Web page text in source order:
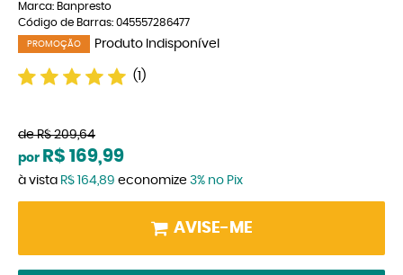
Marca: Banpresto
Código de Barras: 045557286477
PROMOÇÃO Produto Indisponível
(1)
de R$ 209,64
por R$ 169,99
à vista R$ 164,89 economize 3% no Pix
AVISE-ME